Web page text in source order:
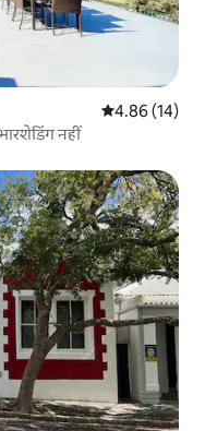
औसत रेटिंग 5 में
4.86 (14)
नहीं